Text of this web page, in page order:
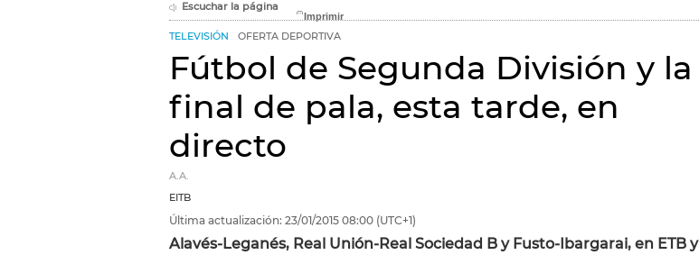
Escuchar la página
TELEVISIÓN OFERTA DEPORTIVA
Fútbol de Segunda División y la
final de pala, esta tarde, en
directo
A.A.
EITB
Última actualización: 23/01/2015 08:00 (UTC+1)
Alavés-Leganés, Real Unión-Real Sociedad B y Fusto-Ibargarai, en ETB y